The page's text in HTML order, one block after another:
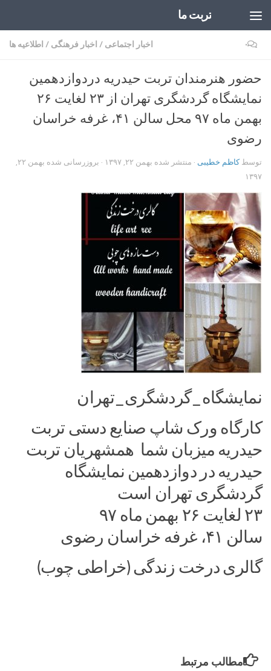
تربت ما
اخبار اجتماعی / اخبار فرهنگی / اطلاعیه ها ۰
حضور هنرمندان تربت حیدریه دردوازدهمین
نمایشگاه گردشگری تهران از ۲۳ لغایت ۲۶
بهمن ماه ۹۷ محل سالن ۴۱، غرفه خراسان
رضوی
توسطکاظم خطیبی · منتشر شده بهمن ۲۲, ۱۳۹۷ · بروزرسانی شده
بهمن ۲۲,
۱۳۹۷
نمایشگاه_گردشگری_تهران
کارگاه ورک شاپ صنایع دستی تربت
حیدریه میزبان شما همشهریان تربت
حیدریه در دوازدهمین نمایشگاه
گردشگری تهران است
۲۳ لغایت ۲۶ بهمن ماه ۹۷
سالن ۴۱، غرفه خراسان رضوی
گالری درخت زندگی (خراطی چوب)
مطالب مرتبط